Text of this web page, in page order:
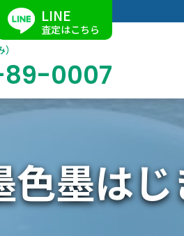
ブログ
Facebook
掛軸買取
陶磁器・陶器買取
店舗での買取
催事買取
名古屋店
求人情報
LINE
査定はこちら
89-0007
墨は